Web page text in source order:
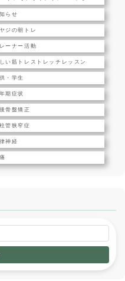
らせ
ジの朝トレ
ーナー活動
い筋トレストレッチレッスン
・学生
期症状
骨盤矯正
管狭窄症
神経